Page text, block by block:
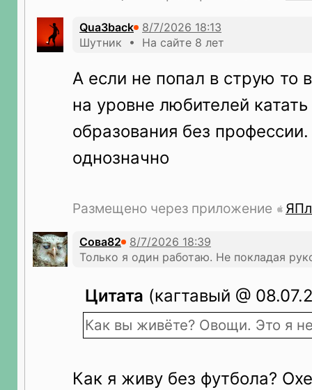
Qua3back
Шутник • На сайте 8 лет
А если не попал в струю то
на уровне любителей
образования без
однозначно
Размещено через приложение
Сова82
Только я один работаю. Не покладая
Цитата (кагтавый @
Как вы живёте? Овощи. Это я
Как я живу без футбола?